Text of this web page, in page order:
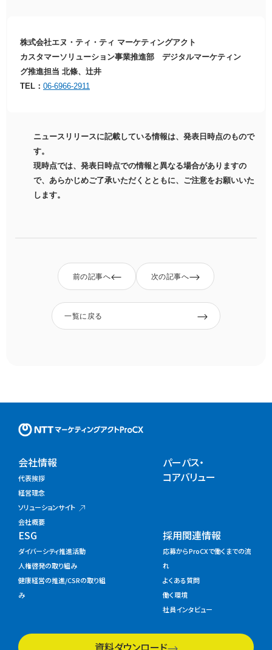
株式会社エヌ・ティ・ティ マーケティングアクト
カスタマーソリューション事業推進部 デジタルマーケティン
グ推進担当 北條、辻井
TEL： 06-6966-2911
ニュースリリースに記載している情報は、発表日時点のもので
す。
現時点では、発表日時点での情報と異なる場合がありますの
で、あらかじめご了承いただくとともに、ご注意をお願いいた
します。
前の記事へ 次の記事へ
一覧に戻る
NTTマーケティングアクト
会社情報
代表挨拶
経営理念
ソリューションサイト
会社概要
パーパス・
コアバリュー
ESG
ダイバーシティ推進活動
人権啓発の取り組み
健康経営の推進/CSRの取り組
み
採用関連情報
応募からProCXで働くまでの流
れ
よくある質問
働く環境
社員インタビュー